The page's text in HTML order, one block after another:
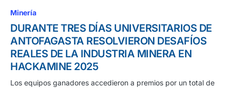
Minería
DURANTE TRES DÍAS UNIVERSITARIOS DE
ANTOFAGASTA RESOLVIERON DESAFÍOS
REALES DE LA INDUSTRIA MINERA EN
HACKAMINE 2025
Los equipos ganadores accedieron a premios por un total de